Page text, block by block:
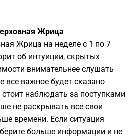
Жрица
Жрица на неделе с 1 по 7
об интуиции, скрытых
внимательнее слушать
все важное будет сказано
наблюдать за поступками
не раскрывать все свои
времени. Если ситуация
больше информации и не